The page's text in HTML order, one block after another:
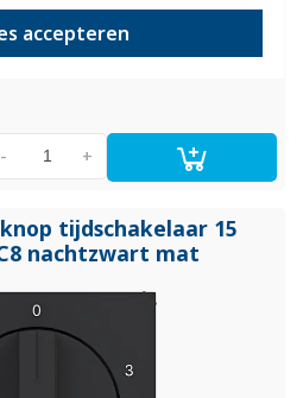
accepteren
+
-
tijdschakelaar 15
nachtzwart mat